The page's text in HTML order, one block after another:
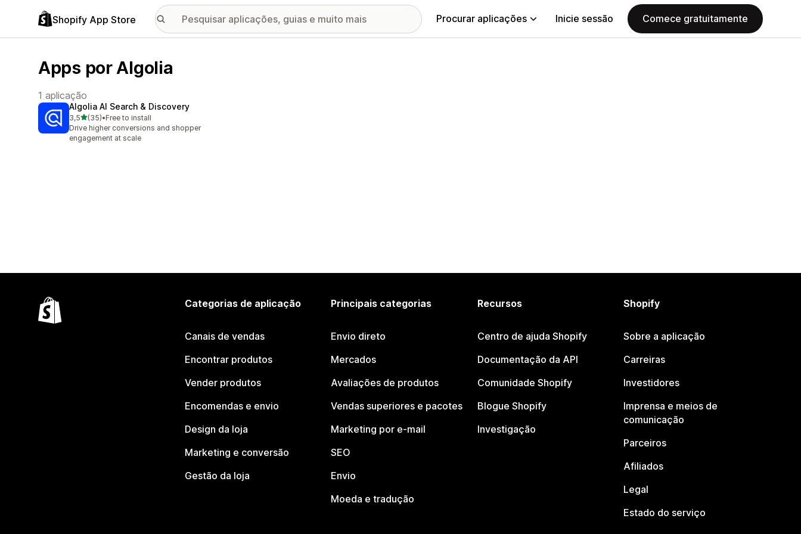
Shopify App Store Procurar aplicações Inicie sessão Comece gratuitamente
Apps por Algolia
1 aplicação
Algolia AI Search & Discovery
3,5de 5 estrelas
(35)
35 total de avaliações
•Free to install
Drive higher conversions and shopper
engagement at scale
Categorias de aplicação
Canais de vendas
Encontrar produtos
Vender produtos
Encomendas e envio
Design da loja
Marketing e conversão
Gestão da loja
Principais categorias
Envio direto
Mercados
Avaliações de produtos
Vendas superiores e pacotes
Marketing por e-mail
SEO
Envio
Moeda e tradução
Recursos
Centro de ajuda Shopify
Documentação da API
Comunidade Shopify
Blogue Shopify
Investigação
Shopify
Sobre a aplicação
Carreiras
Investidores
Imprensa e meios de
comunicação
Parceiros
Afiliados
Legal
Estado do serviço